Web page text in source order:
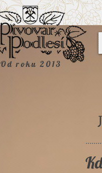
Od roku 2013